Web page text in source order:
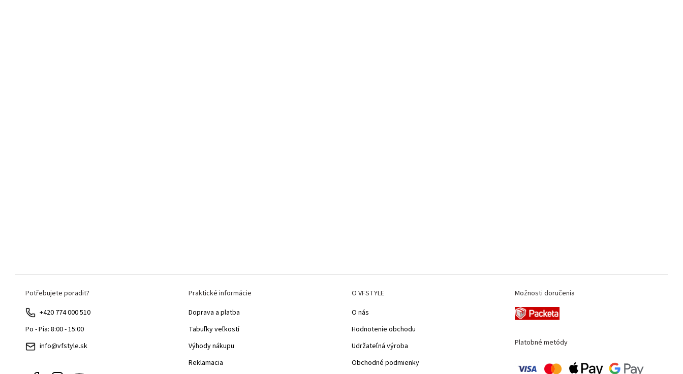
Potřebujete poradit?
+420 774 000 510
Po - Pia: 8:00 - 15:00
info@vfstyle.sk
Praktické informácie
Doprava a platba
Tabuľky veľkostí
Výhody nákupu
Reklamacia
O VFSTYLE
O nás
Hodnotenie obchodu
Udržateľná výroba
Obchodné podmienky
Možnosti doručenia
Platobné metódy